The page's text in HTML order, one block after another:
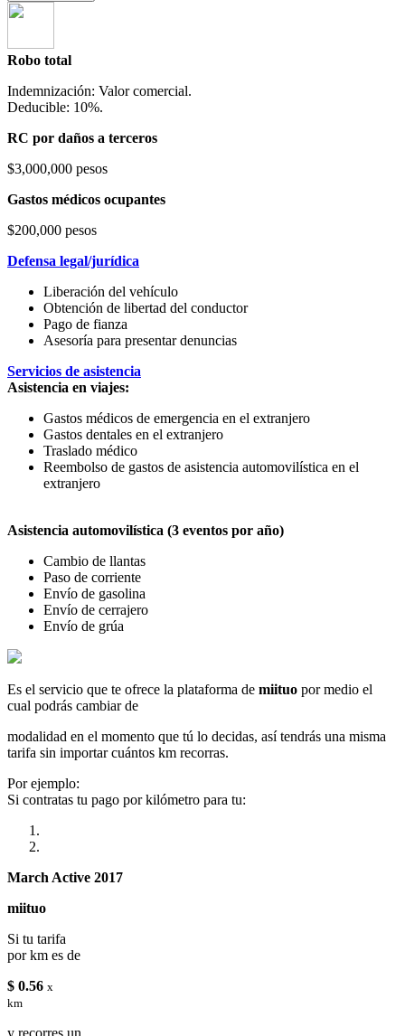
Robo total
Indemnización: Valor comercial.
Deducible: 10%.
RC por daños a terceros
$3,000,000 pesos
Gastos médicos ocupantes
$200,000 pesos
Defensa legal/jurídica
Liberación del vehículo
Obtención de libertad del conductor
Pago de fianza
Asesoría para presentar denuncias
Servicios de asistencia
Asistencia en viajes:
Gastos médicos de emergencia en el extranjero
Gastos dentales en el extranjero
Traslado médico
Reembolso de gastos de asistencia automovilística en el
extranjero
Asistencia automovilística (3 eventos por año)
Cambio de llantas
Paso de corriente
Envío de gasolina
Envío de cerrajero
Envío de grúa
Es el servicio que te ofrece la plataforma de miituo por medio el
cual podrás cambiar de
modalidad en el momento que tú lo decidas, así tendrás una misma
tarifa sin importar cuántos km recorras.
Por ejemplo:
Si contratas tu pago por kilómetro para tu:
March Active 2017
miituo
Si tu tarifa
por km es de
$ 0.56 x
km
y recorres un